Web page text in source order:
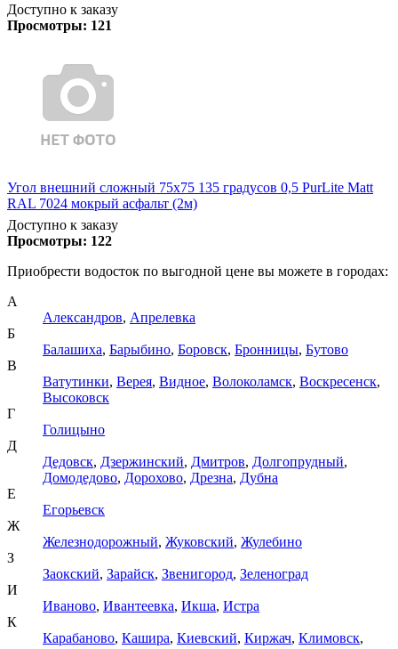
Доступно к заказу
Просмотры: 121
Угол внешний сложный 75х75 135 градусов 0,5 PurLite Matt
RAL 7024 мокрый асфальт (2м)
Доступно к заказу
Просмотры: 122
Приобрести водосток по выгодной цене вы можете в городах:
А
Александров, Апрелевка
Б
Балашиха, Барыбино, Боровск, Бронницы, Бутово
В
Ватутинки, Верея, Видное, Волоколамск, Воскресенск,
Высоковск
Г
Голицыно
Д
Дедовск, Дзержинский, Дмитров, Долгопрудный,
Домодедово, Дорохово, Дрезна, Дубна
Е
Егорьевск
Ж
Железнодорожный, Жуковский, Жулебино
З
Заокский, Зарайск, Звенигород, Зеленоград
И
Иваново, Ивантеевка, Икша, Истра
К
Карабаново, Кашира, Киевский, Киржач, Климовск,